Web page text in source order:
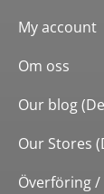
My account
Om oss
Our blog
Our Stores
Överföring